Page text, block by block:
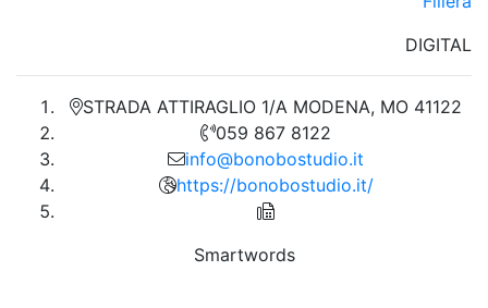
DIGITAL
STRADA ATTIRAGLIO 1/A MODENA, MO 41122
059 867 8122
info@bonobostudio.it
https://bonobostudio.it/
Smartwords